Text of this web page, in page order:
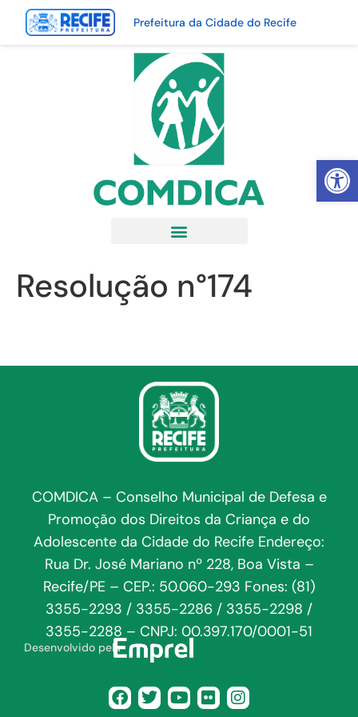
Abrir
Prefeitura da Cidade do Recife
Resolução n°174
COMDICA – Conselho Municipal de Defesa e
Promoção dos Direitos da Criança e do
Adolescente da Cidade do Recife Endereço:
Rua Dr. José Mariano nº 228, Boa Vista –
Recife/PE – CEP.: 50.060-293 Fones: (81)
3355-2293 / 3355-2286 / 3355-2298 /
3355-2288 – CNPJ: 00.397.170/0001-51
Desenvolvido pela